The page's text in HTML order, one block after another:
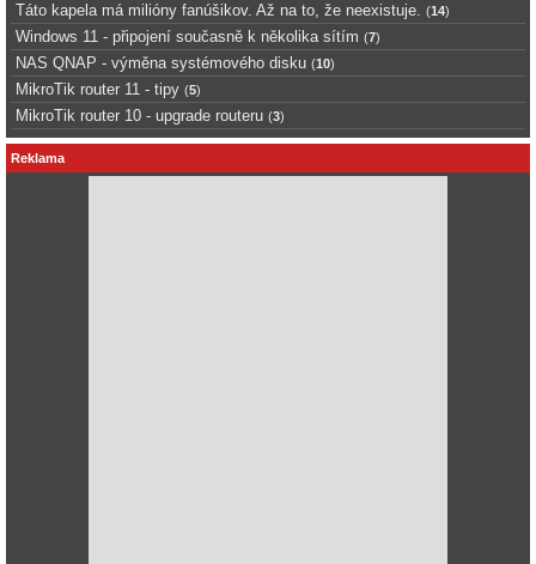
Táto kapela má milióny fanúšikov. Až na to, že neexistuje. (14)
Windows 11 - připojení současně k několika sítím (7)
NAS QNAP - výměna systémového disku (10)
MikroTik router 11 - tipy (5)
MikroTik router 10 - upgrade routeru (3)
Reklama